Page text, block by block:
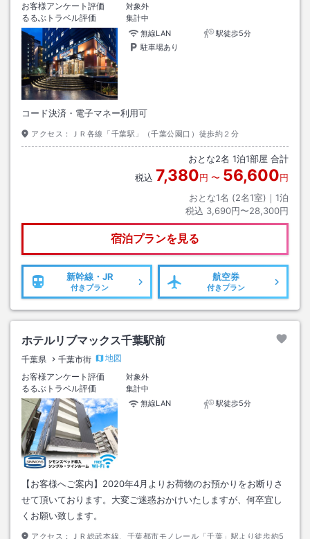
お客様アンケート評価
対象外
るるぶトラベル評価
集計中
無線LAN
駅徒歩5分
駐車場あり
コード決済・電子マネー利用可
アクセス： ＪＲ各線「千葉駅」（千葉公園口）徒歩約２分
おとな2名 1泊1部屋 合計
税込 7,380円 〜 56,600円
おとな1名 (2名1室)｜ 1泊
税込 3,690円〜28,300円
宿泊プランを見る
新幹線・JR
付きプラン
航空券
付きプラン
ホテルリブマックス千葉駅前
千葉県 千葉市街
地図
お客様アンケート評価
対象外
るるぶトラベル評価
集計中
無線LAN
駅徒歩5分
【お客様へご案内】2020年4月よりお荷物のお預かりをお断りさ
せて頂いております。大変ご迷惑おかけいたしますが、何卒宜し
くお願い致します。
アクセス：
ＪＲ総武本線、千葉都市モノレール「千葉」駅より徒歩約5